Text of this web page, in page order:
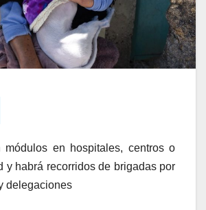
módulos en hospitales, centros o
y habrá recorridos de brigadas por
delegaciones